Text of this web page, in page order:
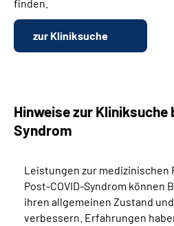
finden.
zur Kliniksuche
Hinweise zur Kliniksuche
Syndrom
Leistungen zur medizinischen
Post-COVID-Syndrom können
ihren allgemeinen Zustand
verbessern. Erfahrungen